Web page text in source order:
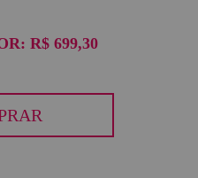
R$ 699,30